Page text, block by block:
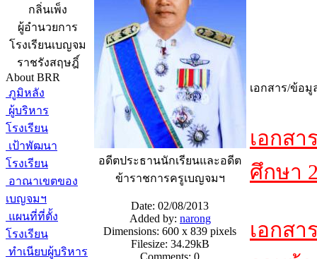
กลิ่นเพ็ง
ผู้อำนวยการ
โรงเรียนเบญจม
ราชรังสฤษฎิ์
About BRR
ภูมิหลัง
ผู้บริหาร
โรงเรียน
เป้าพัฒนา
โรงเรียน
อาณาเขตของ
เบญจมฯ
แผนที่ที่ตั้ง
โรงเรียน
ทำเนียบผู้บริหาร
อดีตประธานนักเรียนและอดีต
ข้าราชการครูเบญจมฯ
Date: 02/08/2013
Added by: narong
Dimensions: 600 x 839 pixels
Filesize: 34.29kB
Comments: 0
เอกสาร/ข้อมู
เอกสา
ศึกษา
เอกส